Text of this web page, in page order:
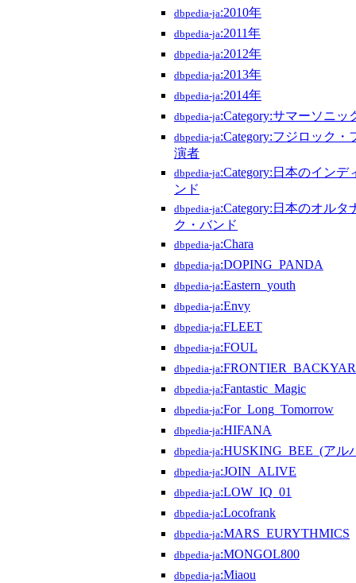
dbpedia-ja:2010年
dbpedia-ja:2011年
dbpedia-ja:2012年
dbpedia-ja:2013年
dbpedia-ja:2014年
dbpedia-ja:Category:サマーソニッ
dbpedia-ja:Category:フジロック
演者
dbpedia-ja:Category:日本のイン
ンド
dbpedia-ja:Category:日本のオルタ
ク・バンド
dbpedia-ja:Chara
dbpedia-ja:DOPING_PANDA
dbpedia-ja:Eastern_youth
dbpedia-ja:Envy
dbpedia-ja:FLEET
dbpedia-ja:FOUL
dbpedia-ja
dbpedia-ja:Fantastic_Magic
dbpedia-ja:For_Long_Tomorrow
dbpedia-ja:HIFANA
dbpedia-ja:HUSKING_BEE_(アル
dbpedia-ja:JOIN_ALIVE
dbpedia-ja:LOW_IQ_01
dbpedia-ja:Locofrank
dbpedia-ja:MARS_EURYTHMICS
dbpedia-ja:MONGOL800
dbpedia-ja:Miaou